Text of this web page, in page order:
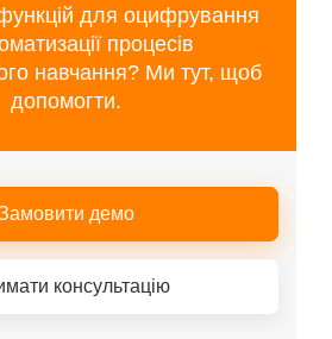
для оцифрування
процесів
навчання? Ми тут, щоб
допомогти.
демо
консультацію